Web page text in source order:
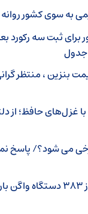
به سوی کشور
برای ثبت سه رکورد
جدول
بنزین ، منتظر
غزل‌های حافظ؛ از
می شود؟/ پاسخ
بهره برداری از ۳۸۳